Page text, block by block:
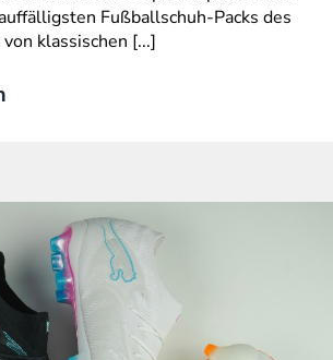
Fußballschuh-Packs des
klassischen [...]